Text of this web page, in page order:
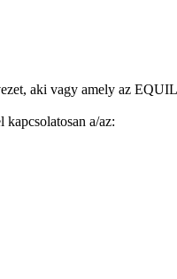
aki vagy amely az
kapcsolatosan a/az: